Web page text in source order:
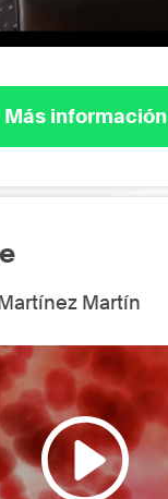
Más información
Martín